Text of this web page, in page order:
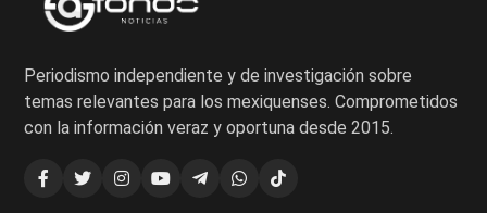
Periodismo independiente y de investigación sobre
temas relevantes para los mexiquenses. Comprometidos
con la información veraz y oportuna desde 2015.